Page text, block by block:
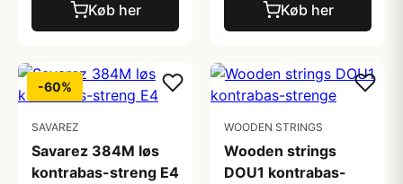
Køb her Køb her
-60%
SAVAREZ
Savarez 384M løs
kontrabas-streng E4
WOODEN STRINGS
Wooden strings
DOU1 kontrabas-